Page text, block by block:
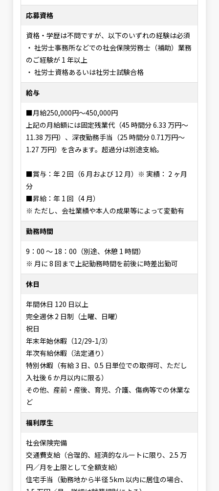
応募資格
資格・学歴は不問ですが、以下のいずれの経験は必須
・ 社労士事務所などでの社会保険労務士（補助）業務
のご経験が 1 年以上
・ 社労士資格あるいは社労士試験合格
給与
■月給250,000円～450,000円
上記の月給額には固定残業代（45 時間分 6.33 万円～
11.38 万円）、深夜勤務手当（25 時間分 0.71万円～
1.27 万円）を含みます。超過分は別途支給。
■賞与：年 2 回（6 月および 12 月）※ 実績： 2 ヶ月
分
■昇給：年 1 回（4 月）
※ ただし、会社業績や本人の成果等によって変動有
勤務時間
9：00 ～ 18：00（別途、休憩 1 時間）
※ 月に 8 回まで上記勤務時間を前後に時差出勤可
休日
年間休日 120 日以上
完全週休 2 日制（土曜、日曜）
祝日
年末年始休暇（12/29-1/3）
年次有給休暇（法定通り）
特別休暇（有給 3 日、0.5 日単位での取得可、ただし
入社後 6 か月以内に限る）
その他、産前・産後、育児、介護、傷病等での休業な
ど
福利厚生
社会保険完備
交通費支給（合理的、経済的なルートに限り、2.5 万
円／月を上限として全額支給）
住宅手当（勤務地から半径 5km 以内に居住の場合、